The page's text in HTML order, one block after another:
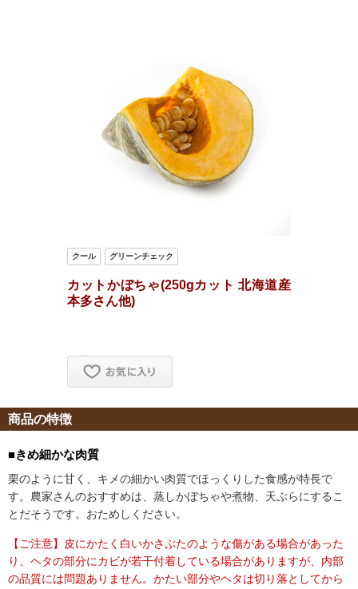
商品の特徴
■きめ細かな肉質
栗のように甘く、キメの細かい肉質でほっくりした食感が特長で
す。農家さんのおすすめは、蒸しかぼちゃや煮物、天ぷらにするこ
とだそうです。おためしください。
【ご注意】皮にかたく白いかさぶたのような傷がある場合があった
り、ヘタの部分にカビが若干付着している場合がありますが、内部
の品質には問題ありません。かたい部分やヘタは切り落としてから